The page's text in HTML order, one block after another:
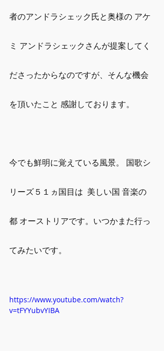
者のアンドラシェック氏と奥様の アケ
ミ アンドラシェックさんが提案してく
ださったからなのですが、そんな機会
を頂いたこと 感謝しております。
今でも鮮明に覚えている風景。 国歌シ
リーズ５１ヵ国目は  美しい国 音楽の
都 オーストリアです。いつかまた行っ
てみたいです。
https://www.youtube.com/watch?
v=tFYYubvYIBA